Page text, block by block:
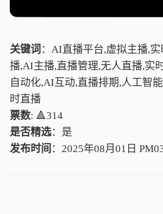
关键词 ：AI直播平台,虚拟主播,
播,AI主播,直播管理,无人直播,实
自动化,AI互动,直播排期,人工智
时直播
票数: 🔺314
是否精选：是
发布时间 ：2025年08月01日